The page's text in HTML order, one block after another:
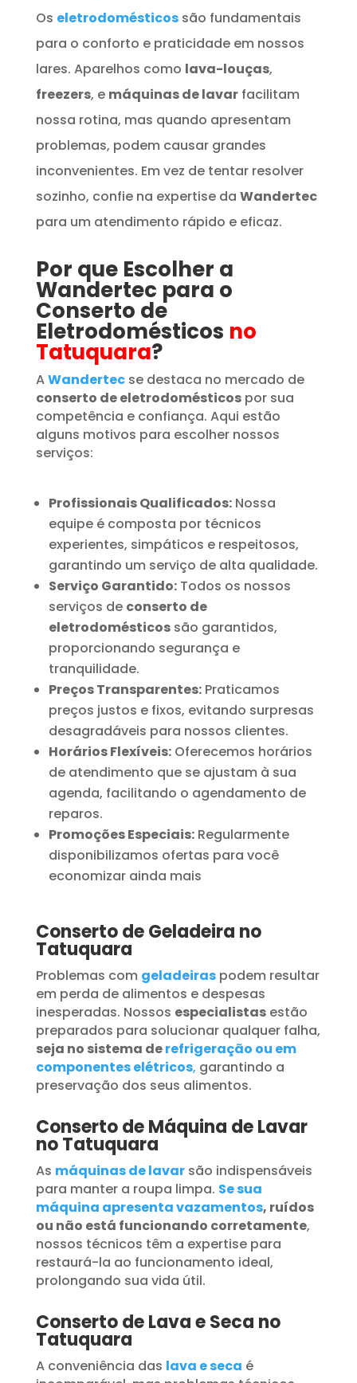
Os eletrodomésticos são fundamentais
para o conforto e praticidade em nossos
lares. Aparelhos como lava-louças,
freezers, e máquinas de lavarfacilitam
nossa rotina, mas quando apresentam
problemas, podem causar grandes
inconvenientes. Em vez de tentar resolver
sozinho, confie na expertise da Wandertec
para um atendimento rápido e eficaz.
Por que Escolher a
Wandertec para o
Conserto de
Eletrodomésticos no
Tatuquara?
AWandertecse destaca no mercado de
conserto de eletrodomésticospor sua
competência e confiança. Aqui estão
alguns motivos para escolher nossos
serviços:
Profissionais Qualificados:Nossa
equipe é composta por técnicos
experientes, simpáticos e respeitosos,
garantindo um serviço de alta qualidade.
Serviço Garantido:Todos os nossos
serviços de conserto de
eletrodomésticossão garantidos,
proporcionando segurança e
tranquilidade.
Preços Transparentes:Praticamos
preços justos e fixos, evitando surpresas
desagradáveis para nossos clientes.
Horários Flexíveis:Oferecemos horários
de atendimento que se ajustam à sua
agenda, facilitando o agendamento de
reparos.
Promoções Especiais:Regularmente
disponibilizamos ofertas para você
economizar ainda mais
Conserto de Geladeira no
Tatuquara
Problemas com geladeiraspodem resultar
em perda de alimentos e despesas
inesperadas. Nossos especialistasestão
preparados para solucionar qualquer falha,
seja no sistema derefrigeração ou em
componentes elétricos, garantindo a
preservação dos seus alimentos.
Conserto de Máquina de Lavar
no Tatuquara
As máquinas de lavar são indispensáveis
para manter a roupa limpa. Se sua
máquina apresenta vazamentos, ruídos
ou não está funcionando corretamente,
nossos técnicos têm a expertise para
restaurá-la ao funcionamento ideal,
prolongando sua vida útil.
Conserto de Lava e Seca no
Tatuquara
A conveniência das lava e seca é